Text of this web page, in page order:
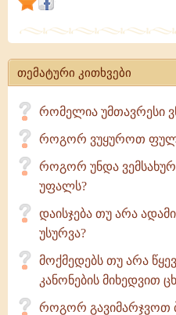
ცხოვრობს
და
ღირსეულად
კვდება.
ადამიანი,
რომელიც
თემატური კითხვები
რომელია უმთავრესი
როგორ ვუყუროთ
როგორ უნდა
უფალს?
დაისჯება თუ არა
უსურვა?
მოქმედებს თუ არა
კანონების მიხედვით
როგორ გავიმარჯვოთ